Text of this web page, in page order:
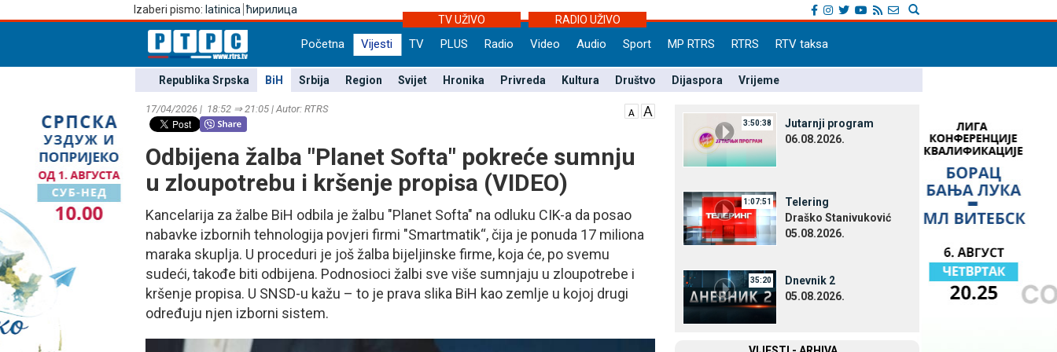
Izaberi pismo: latinica ћирилица
TV UŽIVO
RADIO UŽIVO
Početna Vijesti TV PLUS Radio Video Audio Sport MP RTRS RTRS RTV taksa
Republika Srpska BiH Srbija Region Svijet Hronika Privreda Kultura Društvo Dijaspora Vrijeme
17/04/2026 | 18:52 ⇒ 21:05 | Autor: RTRS
Odbijena žalba "Planet Softa" pokreće sumnju
u zloupotrebu i kršenje propisa (VIDEO)
Kancelarija za žalbe BiH odbila je žalbu "Planet Softa" na odluku CIK-a da posao
nabavke izbornih tehnologija povjeri firmi "Smartmatik“, čija je ponuda 17 miliona
maraka skuplja. U proceduri je još žalba bijeljinske firme, koja će, po svemu
sudeći, takođe biti odbijena. Podnosioci žalbi sve više sumnjaju u zloupotrebe i
kršenje propisa. U SNSD-u kažu – to je prava slika BiH kao zemlje u kojoj drugi
određuju njen izborni sistem.
3:50:38
Јutarnji program
06.08.2026.
1:07:51
Telering
Draško Stanivuković
05.08.2026.
35:20
Dnevnik 2
05.08.2026.